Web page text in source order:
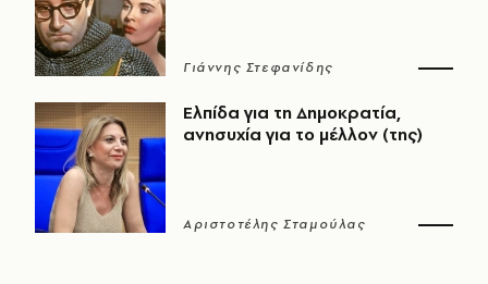
Γιάννης Στεφανίδης
Ελπίδα για τη Δημοκρατία,
ανησυχία για το μέλλον (της)
Αριστοτέλης Σταμούλας